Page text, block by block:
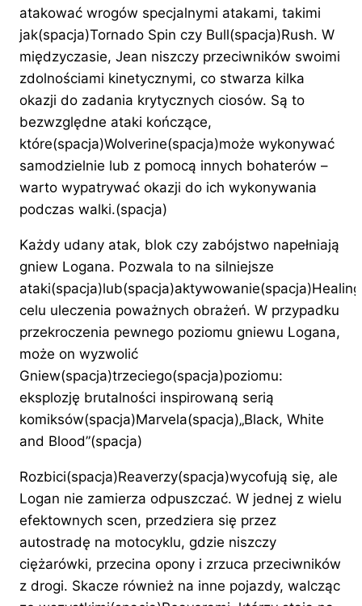
atakować wrogów specjalnymi atakami, takimi
jak(spacja)Tornado Spin czy Bull(spacja)Rush. W
międzyczasie, Jean niszczy przeciwników swoimi
zdolnościami kinetycznymi, co stwarza kilka
okazji do zadania krytycznych ciosów. Są to
bezwzględne ataki kończące,
które(spacja)Wolverine(spacja)może wykonywać
samodzielnie lub z pomocą innych bohaterów –
warto wypatrywać okazji do ich wykonywania
podczas walki.(spacja)
Każdy udany atak, blok czy zabójstwo napełniają
gniew Logana. Pozwala to na silniejsze
celu uleczenia poważnych obrażeń. W przypadku
przekroczenia pewnego poziomu gniewu Logana,
może on wyzwolić
Gniew(spacja)trzeciego(spacja)poziomu:
eksplozję brutalności inspirowaną serią
komiksów(spacja)Marvela(spacja)„Black, White
and Blood”(spacja)
Rozbici(spacja)Reaverzy(spacja)wycofują się, ale
Logan nie zamierza odpuszczać. W jednej z wielu
efektownych scen, przedziera się przez
autostradę na motocyklu, gdzie niszczy
ciężarówki, przecina opony i zrzuca przeciwników
z drogi. Skacze również na inne pojazdy, walcząc